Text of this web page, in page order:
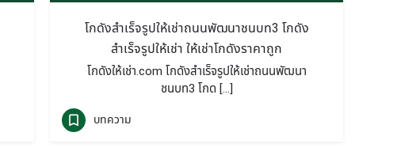
โกดังสำเร็จรูปให้เช่าถนนพัฒนาชนบท3 โกดัง
สำเร็จรูปให้เช่า ให้เช่าโกดังราคาถูก
โกดังให้เช่า.com โกดังสำเร็จรูปให้เช่าถนนพัฒนา
ชนบท3 โกด […]
บทความ